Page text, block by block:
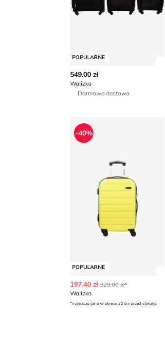
POPULARNE
549.00 zł
Walizka
Darmowa dostawa
Walizka
POPULARNE
-40%
197.40 zł 329.00 zł*
Walizka
*najniższa cena w okresie 30 dni przed obniżką